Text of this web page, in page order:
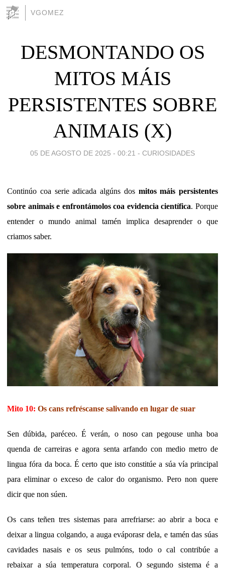
VGOMEZ
DESMONTANDO OS
MITOS MÁIS
PERSISTENTES SOBRE
ANIMAIS (X)
05 DE AGOSTO DE 2025 - 00:21 - CURIOSIDADES
Continúo coa serie adicada algúns dos mitos máis persistentes
sobre animais e enfrontámolos coa evidencia científica. Porque
entender o mundo animal tamén implica desaprender o que
criamos saber.
Mito 10: Os cans refréscanse salivando en lugar de suar
Sen dúbida, paréceo. É verán, o noso can pegouse unha boa
quenda de carreiras e agora senta arfando con medio metro de
lingua fóra da boca. É certo que isto constitúe a súa vía principal
para eliminar o exceso de calor do organismo. Pero non quere
dicir que non súen.
Os cans teñen tres sistemas para arrefriarse: ao abrir a boca e
deixar a lingua colgando, a auga eváporasr dela, e tamén das súas
cavidades nasais e os seus pulmóns, todo o cal contribúe a
rebaixar a súa temperatura corporal. O segundo sistema é a